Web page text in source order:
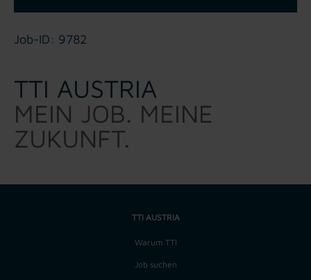
Job-ID: 9782
TTI AUSTRIA
MEIN JOB. MEINE
ZUKUNFT.
TTI AUSTRIA
Warum TTI
Job suchen